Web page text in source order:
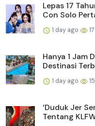
Lepas 17
Con Solo
1 day ago 17
Hanya 1 Jam
Destinasi
1 day ago 15
‘Duduk Jer
Tentang